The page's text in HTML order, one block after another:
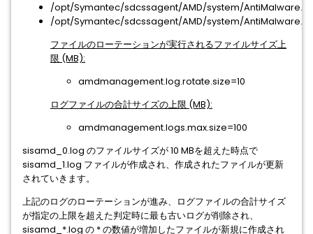
/opt/Symantec/sdcssagent/AMD/system/AntiMalware.ini
/opt/Symantec/sdcssagent/AMD/system/
ファイルのローテーションが実行されるファイルサイズ上
限 (MB):
amdmanagement.log.rotate.size=10
ログファイルの合計サイズの上限 (MB):
amdmanagement.logs.max.size=100
sisamd_0.log のファイルサイズが 10 MBを超えた時点で
sisamd_1.log ファイルが作成され、作成されたファイルが更新
されていきます。
上記のログのローテーションが進み、ログファイルの合計サイズ
が指定の上限を超えた判定時に最も古いログが削除され、
sisamd_*.log の * の数値が増加したファイルが新規に作成され